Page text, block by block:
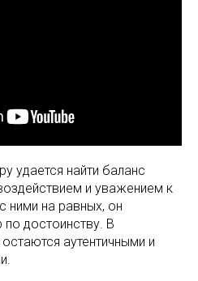
удается найти баланс
и уважением к
ними на равных, он
по достоинству. В
аутентичными и